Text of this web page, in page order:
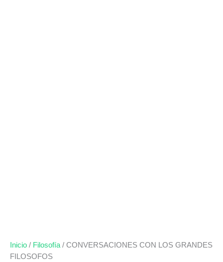
Inicio / Filosofía / CONVERSACIONES CON LOS GRANDES
FILOSOFOS